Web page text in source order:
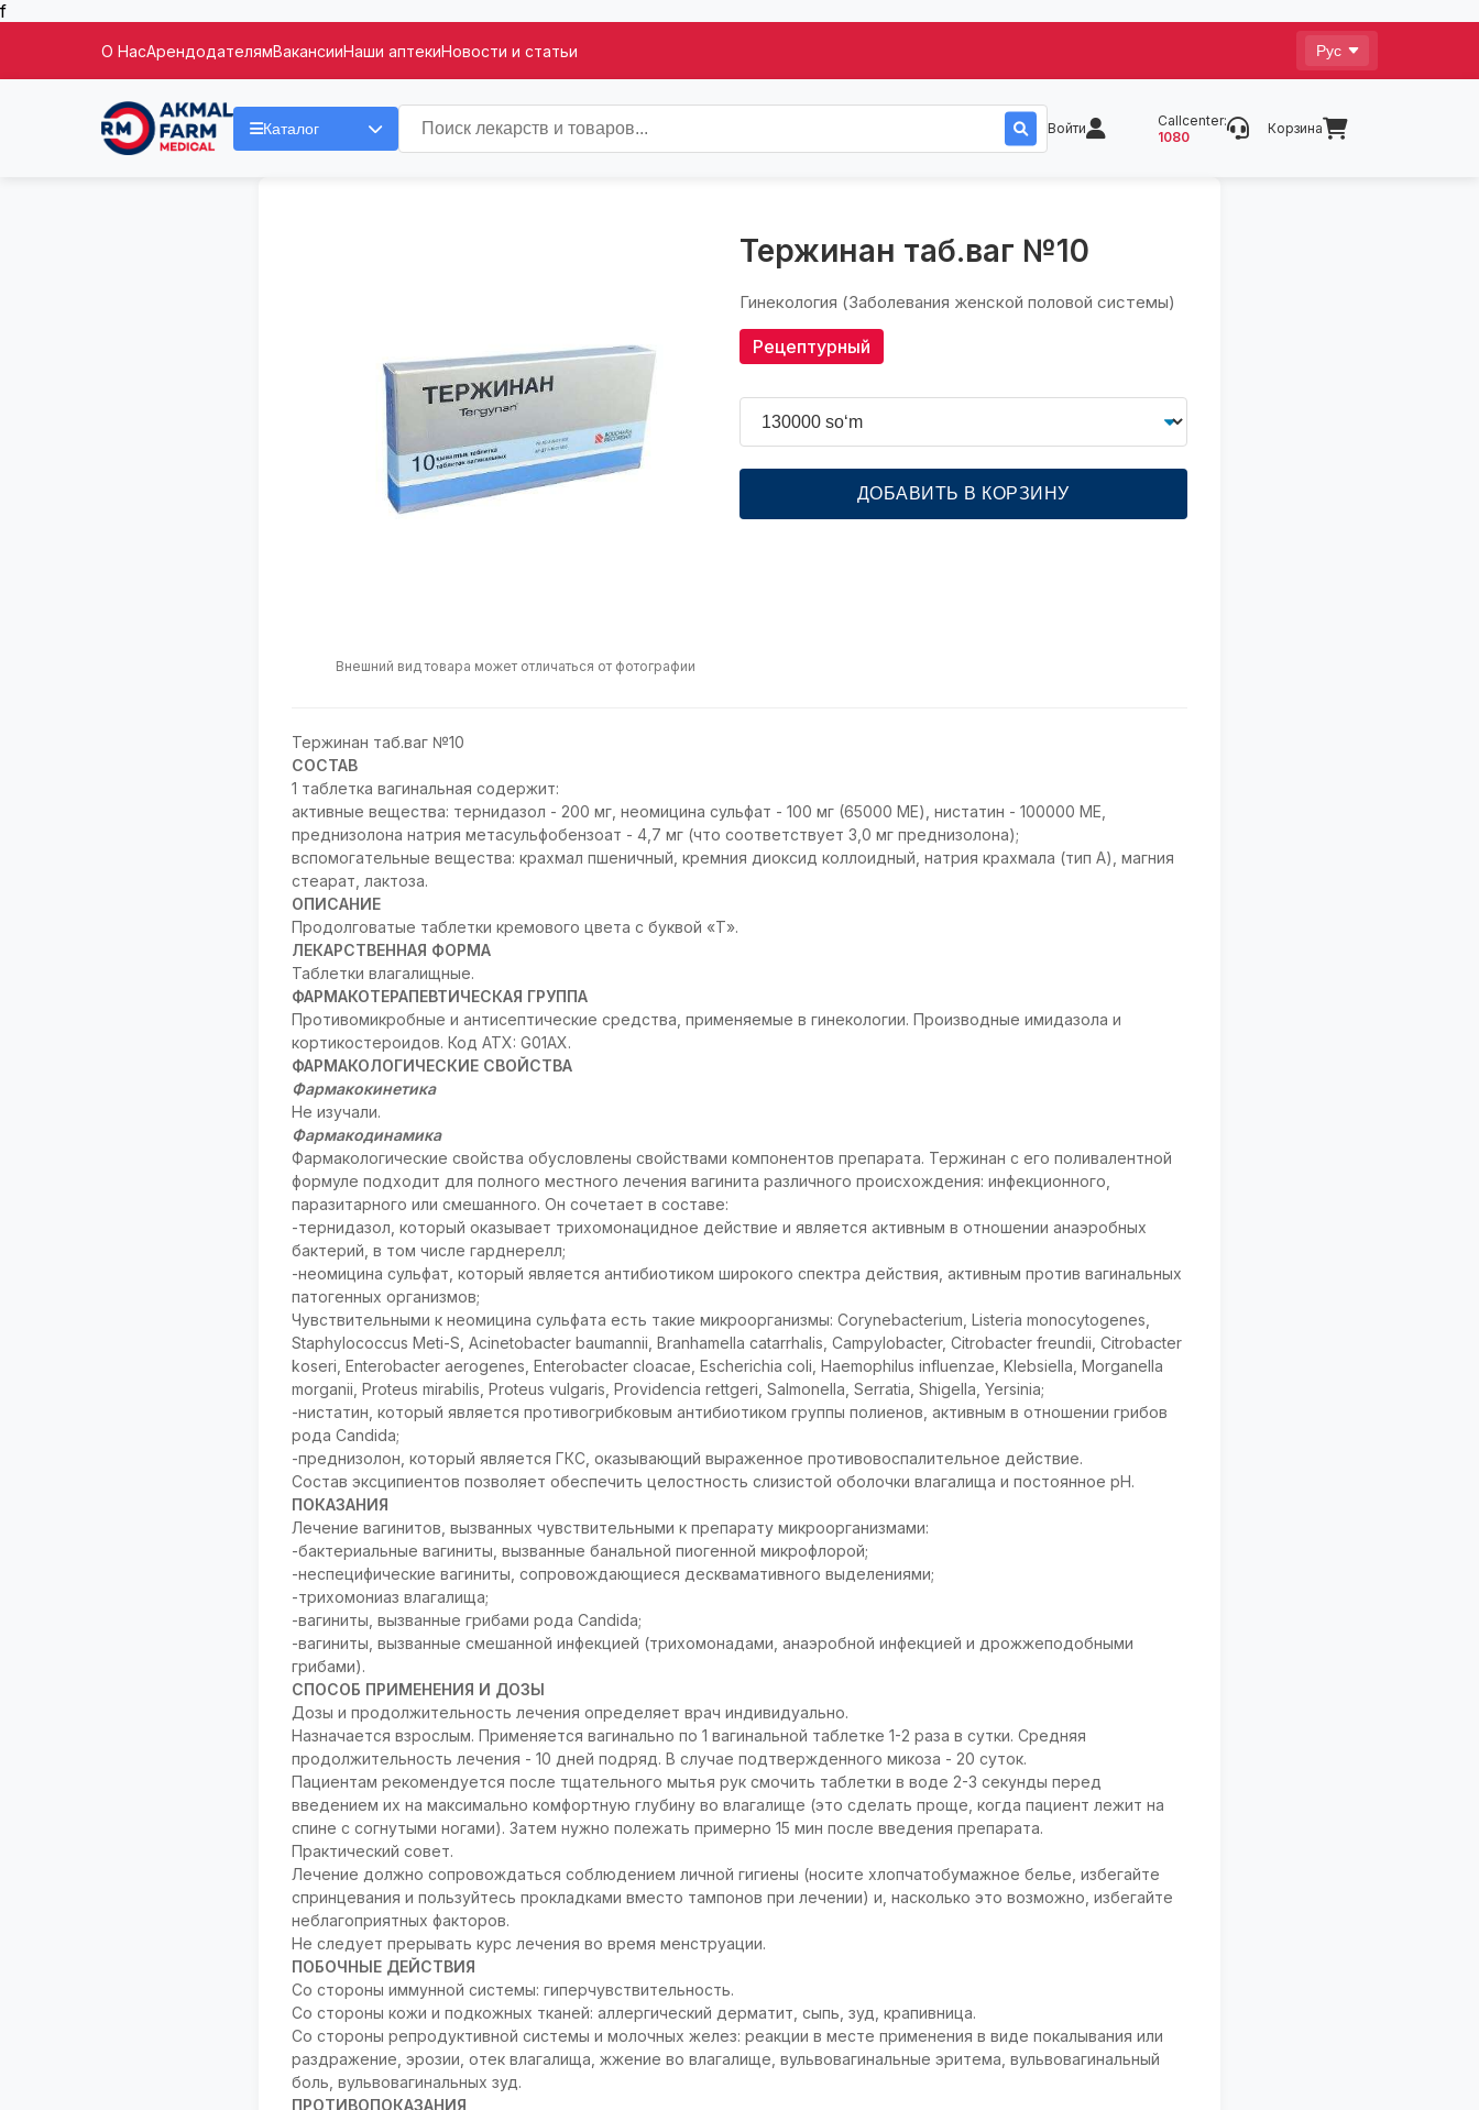
f
О НасАрендодателямВакансииНаши аптекиНовости и статьи
Каталог Войти
Callcenter:
1080
Корзина
Внешний вид товара может отличаться от фотографии
Тержинан таб.ваг №10
Гинекология (Заболевания женской половой системы)
Рецептурный
ДОБАВИТЬ В КОРЗИНУ
Тержинан таб.ваг №10
СОСТАВ
1 таблетка вагинальная содержит:
активные вещества: тернидазол - 200 мг, неомицина сульфат - 100 мг (65000 МЕ), нистатин - 100000 МЕ,
преднизолона натрия метасульфобензоат - 4,7 мг (что соответствует 3,0 мг преднизолона);
вспомогательные вещества: крахмал пшеничный, кремния диоксид коллоидный, натрия крахмала (тип А), магния
стеарат, лактоза.
ОПИСАНИЕ
Продолговатые таблетки кремового цвета с буквой «Т».
ЛЕКАРСТВЕННАЯ ФОРМА
Таблетки влагалищные.
ФАРМАКОТЕРАПЕВТИЧЕСКАЯ ГРУППА
Противомикробные и антисептические средства, применяемые в гинекологии. Производные имидазола и
кортикостероидов. Код ATX: G01AX.
ФАРМАКОЛОГИЧЕСКИЕ СВОЙСТВА
Фармакокинетика
Не изучали.
Фармакодинамика
Фармакологические свойства обусловлены свойствами компонентов препарата. Тержинан с его поливалентной
формуле подходит для полного местного лечения вагинита различного происхождения: инфекционного,
паразитарного или смешанного. Он сочетает в составе:
-тернидазол, который оказывает трихомонацидное действие и является активным в отношении анаэробных
бактерий, в том числе гарднерелл;
-неомицина сульфат, который является антибиотиком широкого спектра действия, активным против вагинальных
патогенных организмов;
Чувствительными к неомицина сульфата есть такие микроорганизмы: Corynebacterium, Listeria monocytogenes,
Staphylococcus Meti-S, Acinetobacter baumannii, Branhamella catarrhalis, Campylobacter, Citrobacter freundii, Citrobacter
koseri, Enterobacter aerogenes, Enterobacter cloacae, Escherichia coli, Haemophilus influenzae, Klebsiella, Morganella
morganii, Proteus mirabilis, Proteus vulgaris, Providencia rettgeri, Salmonella, Serratia, Shigella, Yersinia;
-нистатин, который является противогрибковым антибиотиком группы полиенов, активным в отношении грибов
рода Candida;
-преднизолон, который является ГКС, оказывающий выраженное противовоспалительное действие.
Состав эксципиентов позволяет обеспечить целостность слизистой оболочки влагалища и постоянное рН.
ПОКАЗАНИЯ
Лечение вагинитов, вызванных чувствительными к препарату микроорганизмами:
-бактериальные вагиниты, вызванные банальной пиогенной микрофлорой;
-неспецифические вагиниты, сопровождающиеся десквамативного выделениями;
-трихомониаз влагалища;
-вагиниты, вызванные грибами рода Candida;
-вагиниты, вызванные смешанной инфекцией (трихомонадами, анаэробной инфекцией и дрожжеподобными
грибами).
СПОСОБ ПРИМЕНЕНИЯ И ДОЗЫ
Дозы и продолжительность лечения определяет врач индивидуально.
Назначается взрослым. Применяется вагинально по 1 вагинальной таблетке 1-2 раза в сутки. Средняя
продолжительность лечения - 10 дней подряд. В случае подтвержденного микоза - 20 суток.
Пациентам рекомендуется после тщательного мытья рук смочить таблетки в воде 2-3 секунды перед
введением их на максимально комфортную глубину во влагалище (это сделать проще, когда пациент лежит на
спине с согнутыми ногами). Затем нужно полежать примерно 15 мин после введения препарата.
Практический совет.
Лечение должно сопровождаться соблюдением личной гигиены (носите хлопчатобумажное белье, избегайте
спринцевания и пользуйтесь прокладками вместо тампонов при лечении) и, насколько это возможно, избегайте
неблагоприятных факторов.
Не следует прерывать курс лечения во время менструации.
ПОБОЧНЫЕ ДЕЙСТВИЯ
Со стороны иммунной системы: гиперчувствительность.
Со стороны кожи и подкожных тканей: аллергический дерматит, сыпь, зуд, крапивница.
Со стороны репродуктивной системы и молочных желез: реакции в месте применения в виде покалывания или
раздражение, эрозии, отек влагалища, жжение во влагалище, вульвовагинальные эритема, вульвовагинальный
боль, вульвовагинальных зуд.
ПРОТИВОПОКАЗАНИЯ